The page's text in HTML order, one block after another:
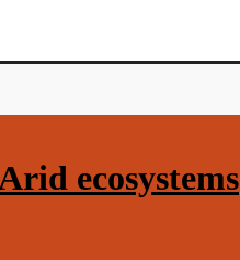
ecosystems